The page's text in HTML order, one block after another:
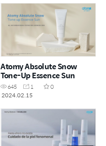
Atomy Absolute Snow
Tone-Up Essence Sun
645 1
0
2024.02.15